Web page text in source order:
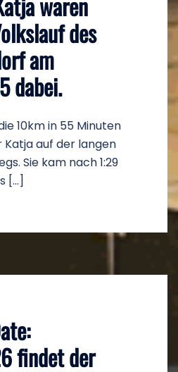
des
am
dabei.
10km in 55 Minuten
auf der langen
Sie kam nach 1:29
[…]
findet der